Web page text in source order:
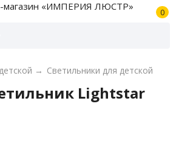
0
→ Светильники для детской
Lightstar